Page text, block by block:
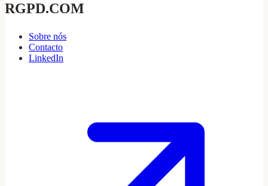
RGPD.COM
Sobre nós
Contacto
LinkedIn